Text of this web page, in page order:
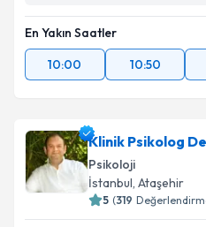
En Yakın Saatler
10:00
10:50
Klinik Psikolog
Psikoloji
İstanbul, Ataşehir
5 (319